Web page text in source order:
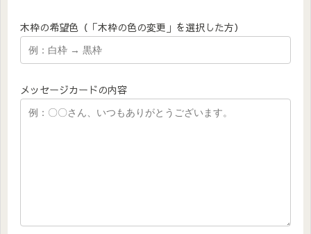
木枠の希望色（「木枠の色の変更」を選択した方）
メッセージカードの内容